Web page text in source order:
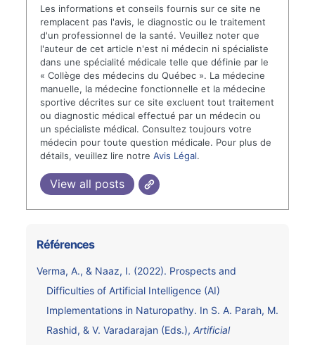
Les informations et conseils fournis sur ce site ne
remplacent pas l'avis, le diagnostic ou le traitement
d'un professionnel de la santé. Veuillez noter que
l'auteur de cet article n'est ni médecin ni spécialiste
dans une spécialité médicale telle que définie par le
« Collège des médecins du Québec ». La médecine
manuelle, la médecine fonctionnelle et la médecine
sportive décrites sur ce site excluent tout traitement
ou diagnostic médical effectué par un médecin ou
un spécialiste médical. Consultez toujours votre
médecin pour toute question médicale. Pour plus de
détails, veuillez lire notreAvis Légal.
View all posts
Références
Verma, A., & Naaz, I. (2022). Prospects and
Difficulties of Artificial Intelligence (AI)
Implementations in Naturopathy. In S. A. Parah, M.
Rashid, & V. Varadarajan (Eds.), Artificial